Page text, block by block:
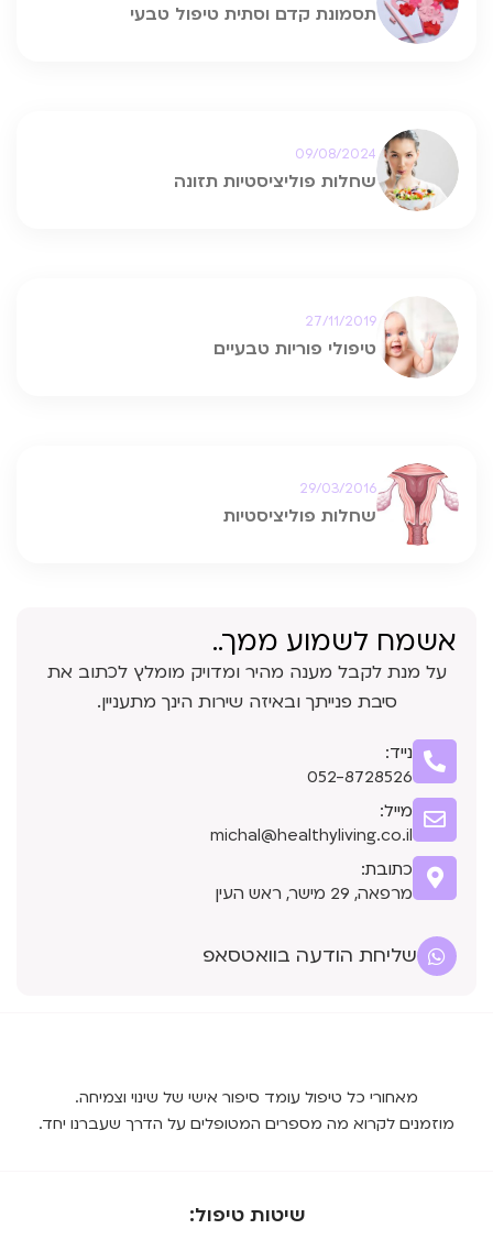
תסמונת קדם וסתית טיפול טבעי
שחלות פוליציסטיות תזונה
09/08/2024
טיפולי פוריות טבעיים
27/11/2019
שחלות פוליציסטיות
29/03/2016
אשמח לשמוע ממך..
על מנת לקבל מענה מהיר ומדויק מומלץ לכתוב את
סיבת פנייתך ובאיזה שירות הינך מתעניין.
נייד:
052-8728526
מייל:
michal@healthyliving.co.il
כתובת:
מרפאה, 29 מישר, ראש העין
שליחת הודעה בוואטסאפ
מאחורי כל טיפול עומד סיפור אישי של שינוי וצמיחה.
מוזמנים לקרוא מה מספרים המטופלים על הדרך שעברנו יחד.
שיטות טיפול: